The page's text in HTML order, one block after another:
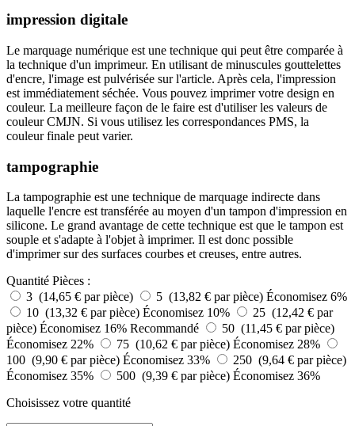
impression digitale
Le marquage numérique est une technique qui peut être comparée à
la technique d'un imprimeur. En utilisant de minuscules gouttelettes
d'encre, l'image est pulvérisée sur l'article. Après cela, l'impression
est immédiatement séchée. Vous pouvez imprimer votre design en
couleur. La meilleure façon de le faire est d'utiliser les valeurs de
couleur CMJN. Si vous utilisez les correspondances PMS, la
couleur finale peut varier.
tampographie
La tampographie est une technique de marquage indirecte dans
laquelle l'encre est transférée au moyen d'un tampon d'impression en
silicone. Le grand avantage de cette technique est que le tampon est
souple et s'adapte à l'objet à imprimer. Il est donc possible
d'imprimer sur des surfaces courbes et creuses, entre autres.
Quantité Pièces :
3 (14,65 € par pièce)
5 (13,82 € par pièce) Économisez 6%
10 (13,32 € par pièce) Économisez 10%
25 (12,42 € par
pièce) Économisez 16% Recommandé
50 (11,45 € par pièce)
Économisez 22%
75 (10,62 € par pièce) Économisez 28%
100 (9,90 € par pièce) Économisez 33%
250 (9,64 € par pièce)
Économisez 35%
500 (9,39 € par pièce) Économisez 36%
Choisissez votre quantité